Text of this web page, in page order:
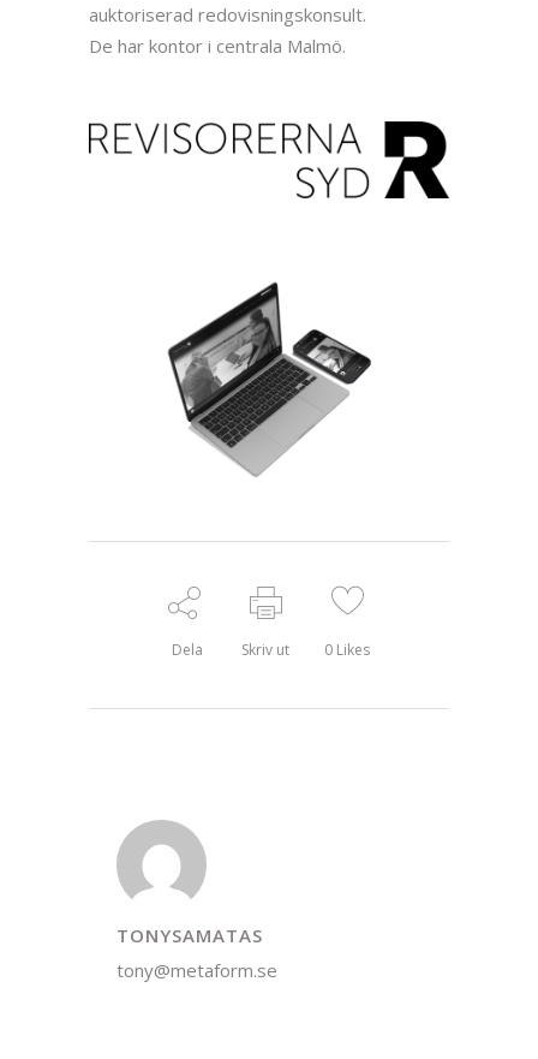
auktoriserad redovisningskonsult.
De har kontor i centrala Malmö.
Dela Skriv ut 0 Likes
TONYSAMATAS
tony@metaform.se